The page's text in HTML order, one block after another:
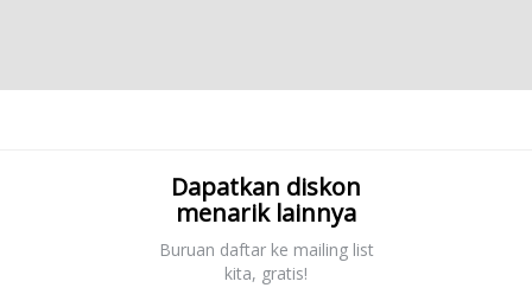
Dapatkan diskon
menarik lainnya
Buruan daftar ke mailing list
kita, gratis!